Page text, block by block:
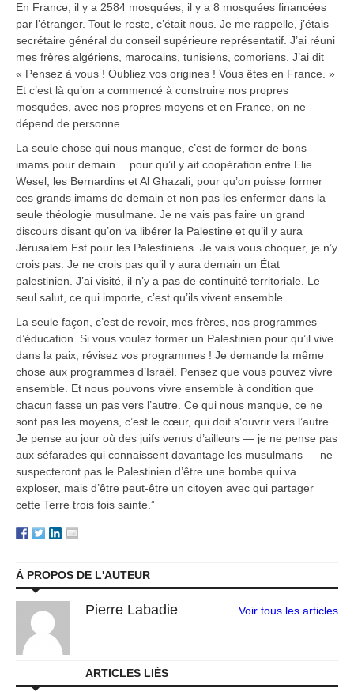
En France, il y a 2584 mosquées, il y a 8 mosquées financées
par l’étranger. Tout le reste, c’était nous. Je me rappelle, j’étais
secrétaire général du conseil supérieure représentatif. J’ai réuni
mes frères algériens, marocains, tunisiens, comoriens. J’ai dit
« Pensez à vous ! Oubliez vos origines ! Vous êtes en France. »
Et c’est là qu’on a commencé à construire nos propres
mosquées, avec nos propres moyens et en France, on ne
dépend de personne.
La seule chose qui nous manque, c’est de former de bons
imams pour demain… pour qu’il y ait coopération entre Elie
Wesel, les Bernardins et Al Ghazali, pour qu’on puisse former
ces grands imams de demain et non pas les enfermer dans la
seule théologie musulmane. Je ne vais pas faire un grand
discours disant qu’on va libérer la Palestine et qu’il y aura
Jérusalem Est pour les Palestiniens. Je vais vous choquer, je n’y
crois pas. Je ne crois pas qu’il y aura demain un État
palestinien. J’ai visité, il n’y a pas de continuité territoriale. Le
seul salut, ce qui importe, c’est qu’ils vivent ensemble.
La seule façon, c’est de revoir, mes frères, nos programmes
d’éducation. Si vous voulez former un Palestinien pour qu’il vive
dans la paix, révisez vos programmes ! Je demande la même
chose aux programmes d’Israël. Pensez que vous pouvez vivre
ensemble. Et nous pouvons vivre ensemble à condition que
chacun fasse un pas vers l’autre. Ce qui nous manque, ce ne
sont pas les moyens, c’est le cœur, qui doit s’ouvrir vers l’autre.
Je pense au jour où des juifs venus d’ailleurs — je ne pense pas
aux séfarades qui connaissent davantage les musulmans — ne
suspecteront pas le Palestinien d’être une bombe qui va
exploser, mais d’être peut-être un citoyen avec qui partager
cette Terre trois fois sainte.”
À PROPOS DE L'AUTEUR
Pierre Labadie Voir tous les articles
ARTICLES LIÉS